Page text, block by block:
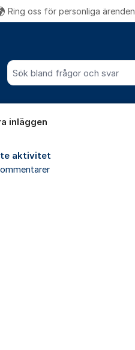
Sök bland alla inlägg
Ring oss för personliga ärenden
inläggen
aktivitet